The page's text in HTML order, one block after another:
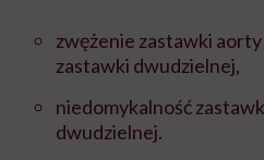
zwężenie zastawki
zastawki dwudzielnej,
niedomykalność
dwudzielnej.